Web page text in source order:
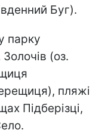
Буг).
парку
(оз.
пляжі
Підберізці,